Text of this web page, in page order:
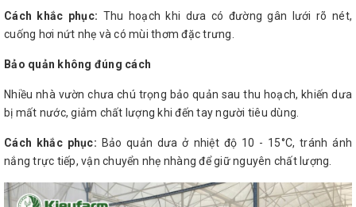
Cách khắc phục: Thu hoạch khi dưa có đường gân lưới rõ nét,
cuống hơi nứt nhẹ và có mùi thơm đặc trưng.
Bảo quản không đúng cách
Nhiều nhà vườn chưa chú trọng bảo quản sau thu hoạch, khiến dưa
bị mất nước, giảm chất lượng khi đến tay người tiêu dùng.
Cách khắc phục: Bảo quản dưa ở nhiệt độ 10 - 15°C, tránh ánh
nắng trực tiếp, vận chuyển nhẹ nhàng để giữ nguyên chất lượng.